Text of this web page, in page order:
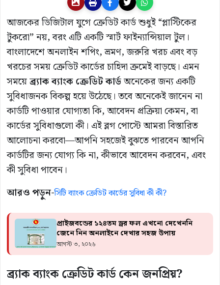
আজকের ডিজিটাল যুগে ক্রেডিট কার্ড শুধুই “প্লাস্টিকের
টুকরো” নয়, বরং এটি একটি স্মার্ট ফাইন্যান্সিয়াল টুল।
বাংলাদেশে অনলাইন শপিং, ভ্রমণ, জরুরি খরচ এবং বড়
খরচের সময় ক্রেডিট কার্ডের চাহিদা ক্রমেই বাড়ছে। এমন
সময়েব্র্যাক ব্যাংক ক্রেডিট কার্ডঅনেকের জন্য একটি
সুবিধাজনক বিকল্প হয়ে উঠেছে। তবে অনেকেই জানেন না
কার্ডটি পাওয়ার যোগ্যতা কি, আবেদন প্রক্রিয়া কেমন, বা
কার্ডের সুবিধাগুলো কী। এই ব্লগ পোস্টে আমরা বিস্তারিত
আলোচনা করবো—আপনি সহজেই বুঝতে পারবেন আপনি
কার্ডটির জন্য যোগ্য কি না, কীভাবে আবেদন করবেন, এবং
কী সুবিধা পাবেন।
আরও পড়ুন-সিটি ব্যাংক ক্রেডিট কার্ডের সুবিধা কী কী?
প্রাইজবন্ডের ১২৪তম ড্রর ফল এখনো দেখেননি
জেনে নিন অনলাইনে দেখার সহজ উপায়
আগস্ট ৩, ২০২৬
ব্র্যাক ব্যাংক ক্রেডিট কার্ড কেন জনপ্রিয়?